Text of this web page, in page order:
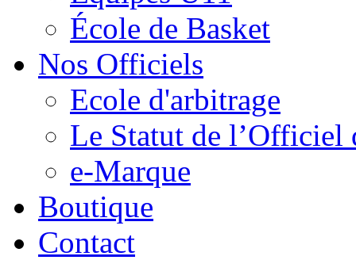
École de Basket
Nos Officiels
Ecole d'arbitrage
Le Statut de l’Officiel
e-Marque
Boutique
Contact